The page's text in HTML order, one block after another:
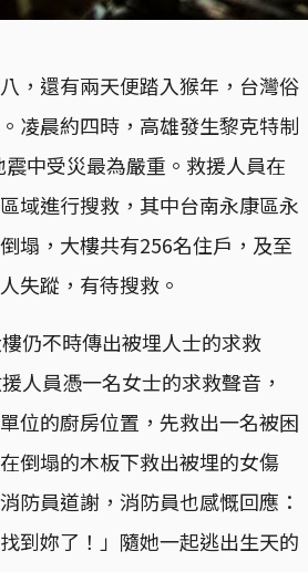
，還有兩天便踏入猴年，台灣俗
凌晨約四時，高雄發生黎克特制
中受災最為嚴重。救援人員在
域進行搜救，其中台南永康區永
塌，大樓共有256名住戶，及至
失蹤，有待搜救。
仍不時傳出被埋人士的求救
人員憑一名女士的求救聲音，
位的廚房位置，先救出一名被困
倒塌的木板下救出被埋的女傷
防員道謝，消防員也感慨回應：
到妳了！」隨她一起逃出生天的